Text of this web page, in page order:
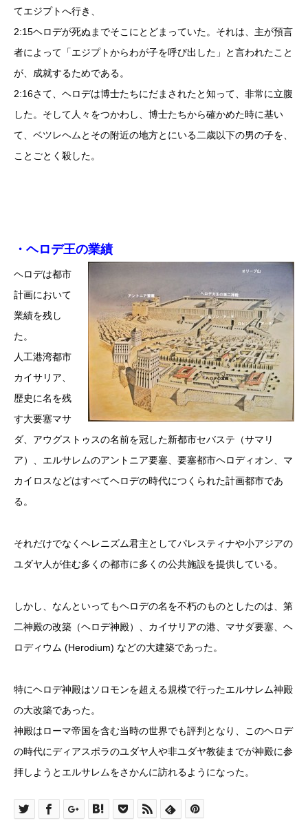
てエジプトへ行き、
2:15ヘロデが死ぬまでそこにとどまっていた。それは、主が預言
者によって「エジプトからわが子を呼び出した」と言われたこと
が、成就するためである。
2:16さて、ヘロデは博士たちにだまされたと知って、非常に立腹
した。そして人々をつかわし、博士たちから確かめた時に基い
て、ベツレヘムとその附近の地方とにいる二歳以下の男の子を、
ことごとく殺した。
・ヘロデ王の業績
ヘロデは都市
計画において
業績を残し
た。
人工港湾都市
カイサリア、
歴史に名を残
す大要塞マサ
ダ、アウグストゥスの名前を冠した新都市セバステ（サマリ
ア）、エルサレムのアントニア要塞、要塞都市ヘロディオン、マ
カイロスなどはすべてヘロデの時代につくられた計画都市であ
る。
それだけでなくヘレニズム君主としてパレスティナや小アジアの
ユダヤ人が住む多くの都市に多くの公共施設を提供している。
しかし、なんといってもヘロデの名を不朽のものとしたのは、第
二神殿の改築（ヘロデ神殿）、カイサリアの港、マサダ要塞、ヘ
ロディウム (Herodium) などの大建築であった。
特にヘロデ神殿はソロモンを超える規模で行ったエルサレム神殿
の大改築であった。
神殿はローマ帝国を含む当時の世界でも評判となり、このヘロデ
の時代にディアスポラのユダヤ人や非ユダヤ教徒までが神殿に参
拝しようとエルサレムをさかんに訪れるようになった。